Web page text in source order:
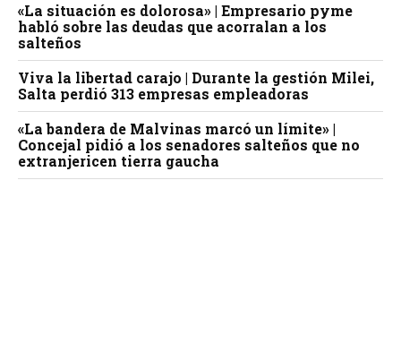
«La situación es dolorosa» | Empresario pyme
habló sobre las deudas que acorralan a los
salteños
Viva la libertad carajo | Durante la gestión Milei,
Salta perdió 313 empresas empleadoras
«La bandera de Malvinas marcó un límite» |
Concejal pidió a los senadores salteños que no
extranjericen tierra gaucha